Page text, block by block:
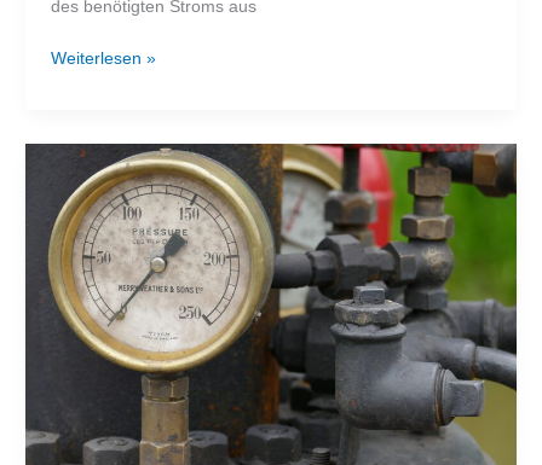
des benötigten Stroms aus
Ampelregierung:
Stromlücke
Weiterlesen »